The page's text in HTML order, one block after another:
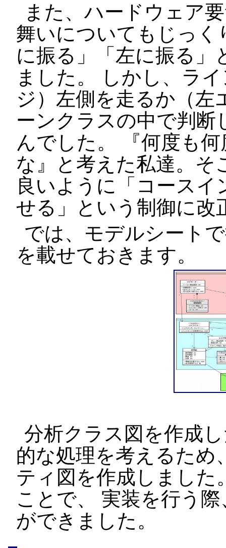
また、ハードウェア
舞いについてもじっく
に振る」「左に振る」
ました。 しかし、ラ
ジ）左側を走るか（左
ーンクラスの中で判
んでした。 『何度も
な』と考えた私達。そ
良いように「コース
せる」という制御に改
では、モデルシート
を載せておきます。
分析クラス図を作成
的な処理を考えるため
ティ図を作成しまし
ことで、 実装を行う
ができました。